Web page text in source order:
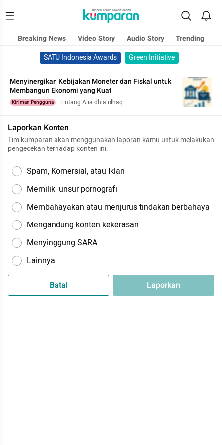
Breaking News Video Story Audio Story
Trending
SATU Indonesia Awards
Green Initiative
Menyinergikan Kebijakan Moneter dan Fiskal untuk
Membangun Ekonomi yang Kuat
Kiriman Pengguna Lintang Alia dhia ulhaq
Laporkan Konten
Tim kumparan akan menggunakan laporan kamu untuk melakukan
pengecekan terhadap konten ini.
Spam, Komersial, atau Iklan
Memiliki unsur pornografi
Membahayakan atau menjurus tindakan berbahaya
Mengandung konten kekerasan
Menyinggung SARA
Lainnya
Batal Laporkan